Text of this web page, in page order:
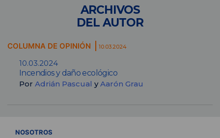
ARCHIVOS
DEL AUTOR
COLUMNA DE OPINIÓN 10.03.2024
10.03.2024
Incendios y daño ecológico
Por Adrián Pascual yAarón Grau
NOSOTROS